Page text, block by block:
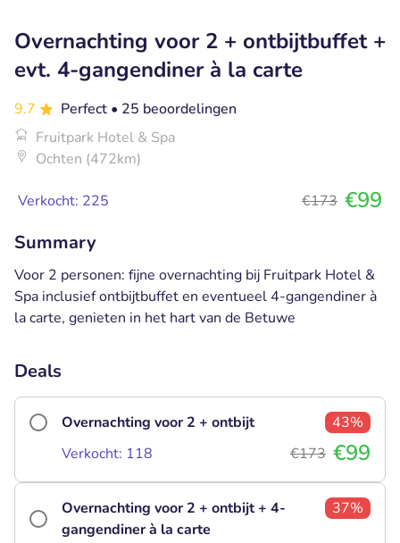
Overnachting voor 2 + ontbijtbuffet +
evt. 4-gangendiner à la carte
9.7 Perfect • 25 beoordelingen
Fruitpark Hotel & Spa
Ochten (472km)
Verkocht: 225 €173 €99
Summary
Voor 2 personen: fijne overnachting bij Fruitpark Hotel &
Spa inclusief ontbijtbuffet en eventueel 4-gangendiner à
la carte, genieten in het hart van de Betuwe
Deals
Overnachting voor 2 + ontbijt
43%
Verkocht: 118
€173 €99
Overnachting voor 2 + ontbijt + 4-
gangendiner à la carte
37%